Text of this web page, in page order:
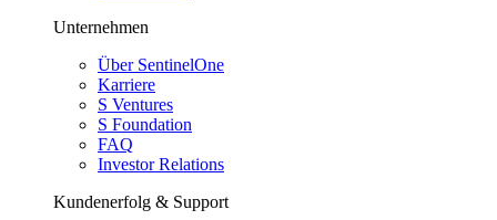
Unternehmen
Über SentinelOne
Karriere
S Ventures
S Foundation
FAQ
Investor Relations
Kundenerfolg & Support